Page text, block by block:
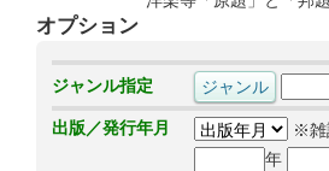
オプション
ジャンル指定
出版／発行年月
※雑
年